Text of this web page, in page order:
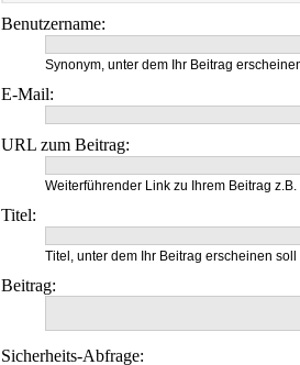
Benutzername:
Synonym, unter dem Ihr Beitrag
E-Mail:
URL zum Beitrag:
Weiterführender Link zu Ihrem Beitrag
Titel:
Titel, unter dem Ihr Beitrag erscheinen soll
Beitrag:
Sicherheits-Abfrage: